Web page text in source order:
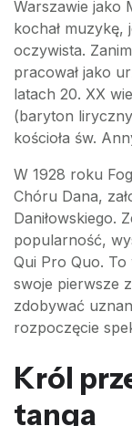
Warszawie jako
kochał muzykę,
oczywista.
pracował jako
latach 20. XX
(baryton
kościoła św.
W 1928 roku
Chóru Dana,
Daniłowskiego.
popularność,
Qui Pro Quo. To
swoje pierwsze
zdobywać
rozpoczęcie
Król
tanga